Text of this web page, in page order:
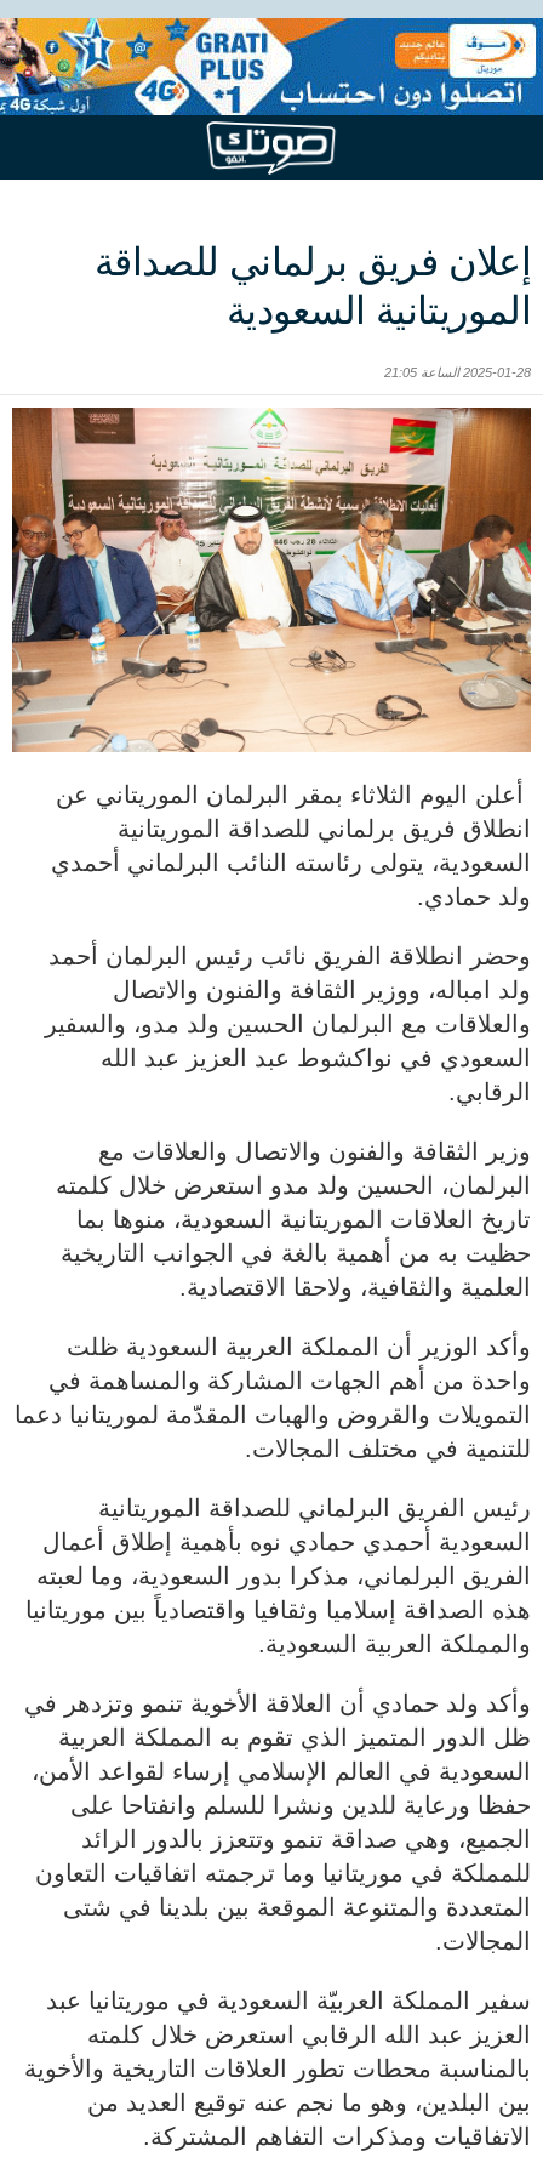
إعلان فريق برلماني للصداقة
الموريتانية السعودية
2025-01-28 الساعة 21:05
أعلن اليوم الثلاثاء بمقر البرلمان الموريتاني عن
انطلاق فريق برلماني للصداقة الموريتانية
السعودية، يتولى رئاسته النائب البرلماني أحمدي
ولد حمادي.
وحضر انطلاقة الفريق نائب رئيس البرلمان أحمد
ولد امباله، ووزير الثقافة والفنون والاتصال
والعلاقات مع البرلمان الحسين ولد مدو، والسفير
السعودي في نواكشوط عبد العزيز عبد الله
الرقابي.
وزير الثقافة والفنون والاتصال والعلاقات مع
البرلمان، الحسين ولد مدو استعرض خلال كلمته
تاريخ العلاقات الموريتانية السعودية، منوها بما
حظيت به من أهمية بالغة في الجوانب التاريخية
العلمية والثقافية، ولاحقا الاقتصادية.
وأكد الوزير أن المملكة العربية السعودية ظلت
واحدة من أهم الجهات المشاركة والمساهمة في
التمويلات والقروض والهبات المقدّمة لموريتانيا دعما
للتنمية في مختلف المجالات.
رئيس الفريق البرلماني للصداقة الموريتانية
السعودية أحمدي حمادي نوه بأهمية إطلاق أعمال
الفريق البرلماني، مذكرا بدور السعودية، وما لعبته
هذه الصداقة إسلاميا وثقافيا واقتصادياً بين موريتانيا
والمملكة العربية السعودية.
وأكد ولد حمادي أن العلاقة الأخوية تنمو وتزدهر في
ظل الدور المتميز الذي تقوم به المملكة العربية
السعودية في العالم الإسلامي إرساء لقواعد الأمن،
حفظا ورعاية للدين ونشرا للسلم وانفتاحا على
الجميع، وهي صداقة تنمو وتتعزز بالدور الرائد
للمملكة في موريتانيا وما ترجمته اتفاقيات التعاون
المتعددة والمتنوعة الموقعة بين بلدينا في شتى
المجالات.
سفير المملكة العربيّة السعودية في موريتانيا عبد
العزيز عبد الله الرقابي استعرض خلال كلمته
بالمناسبة محطات تطور العلاقات التاريخية والأخوية
بين البلدين، وهو ما نجم عنه توقيع العديد من
الاتفاقيات ومذكرات التفاهم المشتركة.